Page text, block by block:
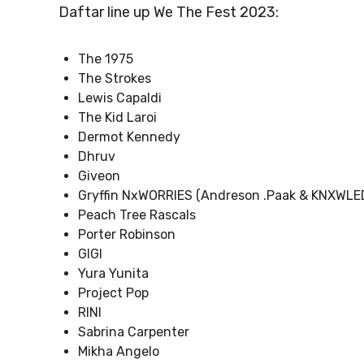
Daftar line up We The Fest 2023:
The 1975
The Strokes
Lewis Capaldi
The Kid Laroi
Dermot Kennedy
Dhruv
Giveon
Gryffin NxWORRIES (Andreson .Paak &
Peach Tree Rascals
Porter Robinson
GIGI
Yura Yunita
Project Pop
RINI
Sabrina Carpenter
Mikha Angelo